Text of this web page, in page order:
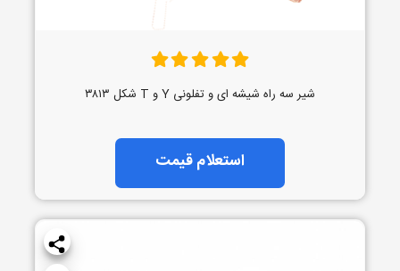
شیر سه راه شیشه ای و تفلونی Y و T شکل ۳۸۱۳
استعلام قیمت